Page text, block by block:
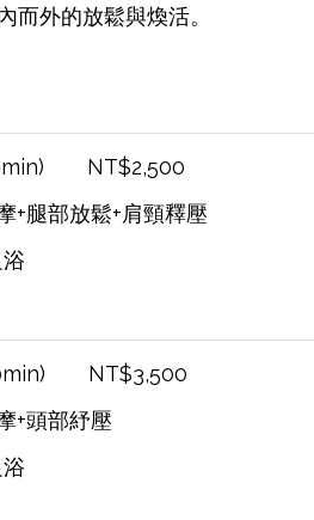
而外的放鬆與煥活。
NT$2,500
腿部放鬆+肩頸釋壓
NT$3,500
+頭部紓壓